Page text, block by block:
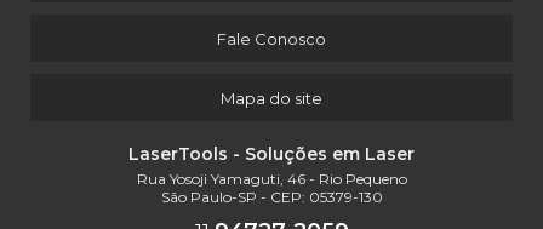
Fale Conosco
Mapa do site
LaserTools - Soluções em Laser
Rua Yosoji Yamaguti, 46 - Rio Pequeno
São Paulo-SP - CEP: 05379-130